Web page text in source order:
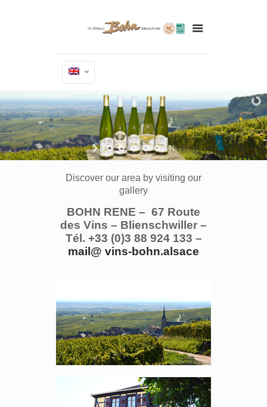
Discover our area by visiting our
gallery
BOHN RENE – 67 Route
des Vins – Blienschwiller –
Tél. +33 (0)3 88 924 133 –
mail@ vins-bohn.alsace